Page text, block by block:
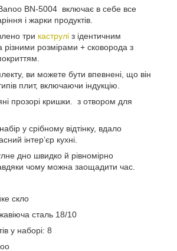
BN-5004 включає в себе все
і жарки продуктів.
три каструлі з ідентичним
розмірами + сковорода з
ви можете бути впевнені, що він
плит, включаючи індукцію.
прозорі кришки. з отвором для
у срібному відтінку, вдало
інтер’єр кухні.
дно швидко й рівномірно
чому можна заощадити час.
скло
сталь 18/10
у наборі: 8